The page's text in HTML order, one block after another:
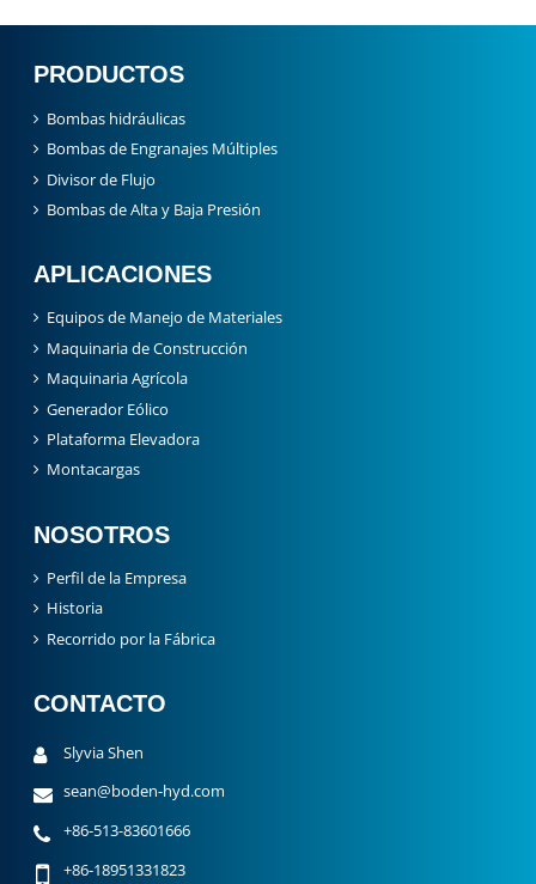
PRODUCTOS
Bombas hidráulicas
Bombas de Engranajes Múltiples
Divisor de Flujo
Bombas de Alta y Baja Presión
APLICACIONES
Equipos de Manejo de Materiales
Maquinaria de Construcción
Maquinaria Agrícola
Generador Eólico
Plataforma Elevadora
Montacargas
NOSOTROS
Perfil de la Empresa
Historia
Recorrido por la Fábrica
CONTACTO
Slyvia Shen
sean@boden-hyd.com
+86-513-83601666
+86-18951331823